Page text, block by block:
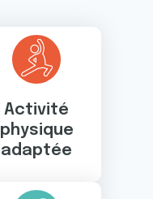
Activité
physique
adaptée